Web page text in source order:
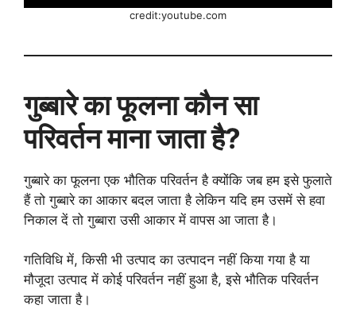
credit:youtube.com
गुब्बारे का फूलना कौन सा
परिवर्तन माना जाता है?
गुब्बारे का फूलना एक भौतिक परिवर्तन है क्योंकि जब हम इसे फुलाते
हैं तो गुब्बारे का आकार बदल जाता है लेकिन यदि हम उसमें से हवा
निकाल दें तो गुब्बारा उसी आकार में वापस आ जाता है।
गतिविधि में, किसी भी उत्पाद का उत्पादन नहीं किया गया है या
मौजूदा उत्पाद में कोई परिवर्तन नहीं हुआ है, इसे भौतिक परिवर्तन
कहा जाता है।